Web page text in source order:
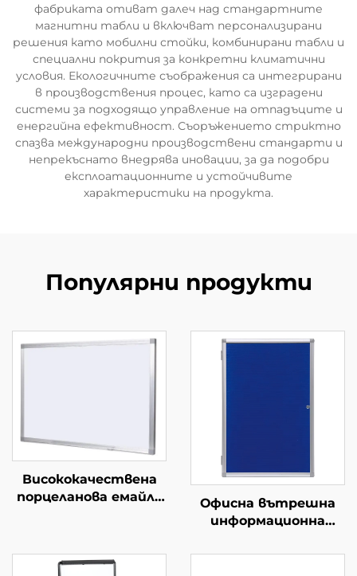
фабриката отиват далеч над стандартните
магнитни табли и включват персонализирани
решения като мобилни стойки, комбинирани табли и
специални покрития за конкретни климатични
условия. Екологичните съображения са интегрирани
в производствения процес, като са изградени
системи за подходящо управление на отпадъците и
енергийна ефективност. Съоръжението стриктно
спазва международни производствени стандарти и
непрекъснато внедрява иновации, за да подобри
експлоатационните и устойчивите
характеристики на продукта.
Популярни продукти
Висококачествена
порцеланова емайла
магнитна P3
Офисна вътрешна
информационна
рамка, монтирана на